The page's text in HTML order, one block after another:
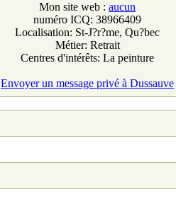
Mon site web : aucun
numéro ICQ: 38966409
Localisation: St-J?r?me, Qu?bec
Métier: Retrait
Centres d'intérêts: La peinture
Envoyer un message privé à Dussauve